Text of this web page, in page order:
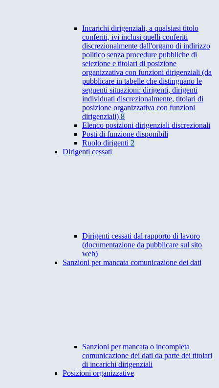
Incarichi dirigenziali, a qualsiasi titolo
conferiti, ivi inclusi quelli conferiti
discrezionalmente dall'organo di indirizzo
politico senza procedure pubbliche di
selezione e titolari di posizione
organizzativa con funzioni dirigenziali (da
pubblicare in tabelle che distinguano le
seguenti situazioni: dirigenti, dirigenti
individuati discrezionalmente, titolari di
posizione organizzativa con funzioni
dirigenziali) 8
Elenco posizioni dirigenziali discrezionali
Posti di funzione disponibili
Ruolo dirigenti 2
Dirigenti cessati
Dirigenti cessati dal rapporto di lavoro
(documentazione da pubblicare sul sito
web)
Sanzioni per mancata comunicazione dei dati
Sanzioni per mancata o incompleta
comunicazione dei dati da parte dei titolari
di incarichi dirigenziali
Posizioni organizzative